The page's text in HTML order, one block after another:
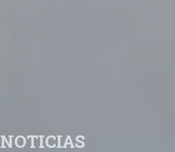
NOTICIAS